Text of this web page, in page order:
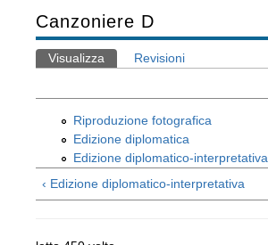
Canzoniere D
Schede primarie
Visualizza (scheda attiva)
Revisioni
Riproduzione fotografica
Edizione diplomatica
Edizione diplomatico-interpretativa
‹ Edizione diplomatico-interpretativa